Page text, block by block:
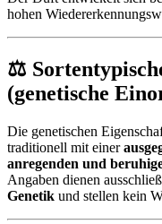
hohen
⚖️
(genetische
Die genetischen
traditionell mit einer
anregenden und
Angaben dienen
Genetik und stellen kein